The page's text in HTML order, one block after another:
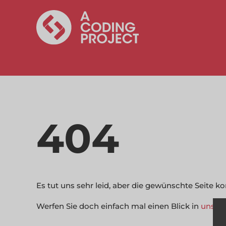
404
Es tut uns sehr leid, aber die gewünschte Seite
Werfen Sie doch einfach mal einen Blick in